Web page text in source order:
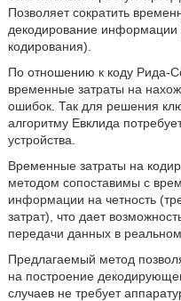
Позволяет сократить
декодирование информации
кодирования).
По отношению к коду Рида-
временные затраты на
ошибок. Так для решения
алгоритму Евклида
устройства.
Временные затраты на
методом сопоставимы с
информации на четность
затрат), что дает
передачи данных в
Предлагаемый метод
на построение
случаев не требует